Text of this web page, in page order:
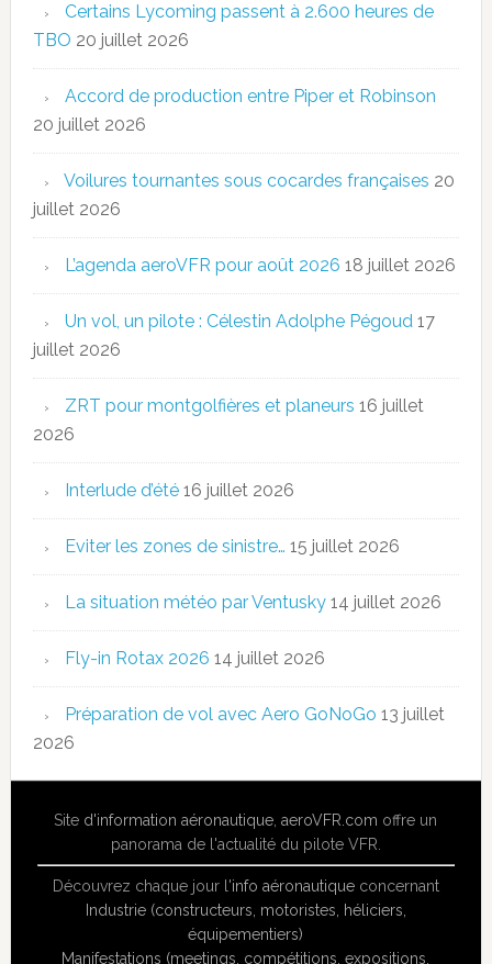
Certains Lycoming passent à 2.600 heures de
TBO 20 juillet 2026
Accord de production entre Piper et Robinson
20 juillet 2026
Voilures tournantes sous cocardes françaises 20
juillet 2026
L’agenda aeroVFR pour août 2026 18 juillet 2026
Un vol, un pilote : Célestin Adolphe Pégoud 17
juillet 2026
ZRT pour montgolfières et planeurs 16 juillet
2026
Interlude d’été 16 juillet 2026
Eviter les zones de sinistre… 15 juillet 2026
La situation météo par Ventusky 14 juillet 2026
Fly-in Rotax 2026 14 juillet 2026
Préparation de vol avec Aero GoNoGo 13 juillet
2026
Site d'information aéronautique ,aeroVFR.com offre un
panorama de l'actualité du pilote VFR.
Découvrez chaque jour l'info aéronautiqueconcernant
Industrie (constructeurs, motoristes, héliciers,
équipementiers)
Manifestations (meetings, compétitions, expositions,